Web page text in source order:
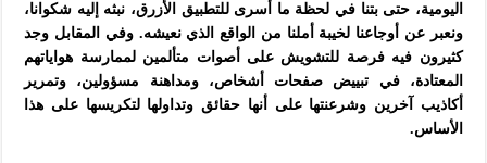
اليومية، حتى بتنا في لحظة ما أسرى للتطبيق الأزرق، نبثه إليه شكوانا،
ونعبر عن أوجاعنا لخيبة أملنا من الواقع الذي نعيشه. وفي المقابل وجد
كثيرون فيه فرصة للتشويش على أصوات متألمين لممارسة هواياتهم
المعتادة، في تبييض صفحات أشخاص، ومداهنة مسؤولين، وتمرير
أكاذيب آخرين وشرعنتها على أنها حقائق وتداولها لتكريسها على هذا
الأساس.